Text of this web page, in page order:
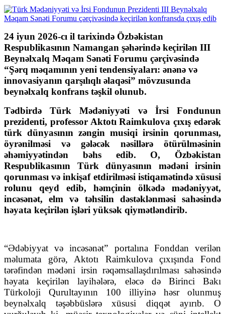
24 iyun 2026-cı il tarixində Özbəkistan
Respublikasının Namangan şəhərində keçirilən III
Beynəlxalq Məqam Sənəti Forumu çərçivəsində
“Şərq məqamının yeni tendensiyaları: ənənə və
innovasiyanın qarşılıqlı əlaqəsi” mövzusunda
beynəlxalq konfrans təşkil olunub.
Tədbirdə Türk Mədəniyyəti və İrsi Fondunun
prezidenti, professor Aktotı Raimkulova çıxış edərək
türk dünyasının zəngin musiqi irsinin qorunması,
öyrənilməsi və gələcək nəsillərə ötürülməsinin
əhəmiyyətindən bəhs edib. O, Özbəkistan
Respublikasının Türk dünyasının mədəni irsinin
qorunması və inkişaf etdirilməsi istiqamətində xüsusi
rolunu qeyd edib, həmçinin ölkədə mədəniyyət,
incəsənət, elm və təhsilin dəstəklənməsi sahəsində
həyata keçirilən işləri yüksək qiymətləndirib.
“Ədəbiyyat və incəsənət” portalına Fonddan verilən
məlumata görə, Aktotı Raimkulova çıxışında Fond
tərəfindən mədəni irsin rəqəmsallaşdırılması sahəsində
həyata keçirilən layihələrə, eləcə də Birinci Bakı
Türkoloji Qurultayının 100 illiyinə həsr olunmuş
beynəlxalq təşəbbüslərə xüsusi diqqət ayırıb. O